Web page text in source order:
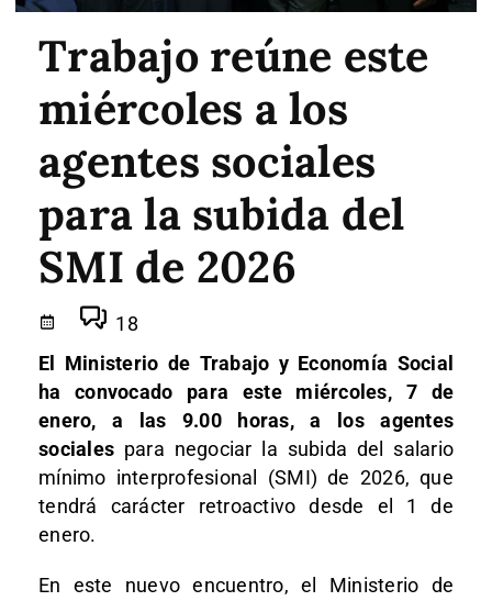
Trabajo reúne este
miércoles a los
agentes sociales
para la subida del
SMI de 2026
18
El Ministerio de Trabajo y Economía Social
ha convocado para este miércoles, 7 de
enero, a las 9.00 horas, a los agentes
sociales para negociar la subida del salario
mínimo interprofesional (SMI) de 2026, que
tendrá carácter retroactivo desde el 1 de
enero.
En este nuevo encuentro, el Ministerio de